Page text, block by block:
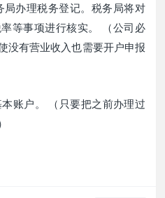
办理税务登记。税务局将对
等事项进行核实。 （公司必
没有营业收入也需要开户申报
账户。 （只要把之前办理过